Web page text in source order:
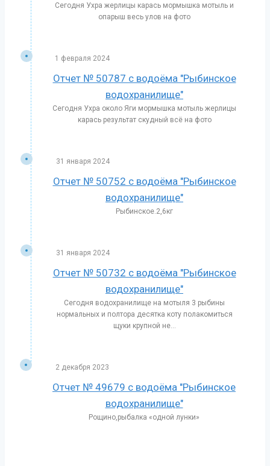
Сегодня Ухра жерлицы карась мормышка мотыль и
опарыш весь улов на фото
1 февраля 2024
Отчет № 50787 с водоёма "Рыбинское
водохранилище"
Сегодня Ухра около Яги мормышка мотыль жерлицы
карась результат скудный всё на фото
31 января 2024
Отчет № 50752 с водоёма "Рыбинское
водохранилище"
Рыбинское.2,6кг
31 января 2024
Отчет № 50732 с водоёма "Рыбинское
водохранилище"
Сегодня водохранилище на мотыля 3 рыбины
нормальных и полтора десятка коту полакомиться
щуки крупной не...
2 декабря 2023
Отчет № 49679 с водоёма "Рыбинское
водохранилище"
Рощино,рыбалка «одной лунки»